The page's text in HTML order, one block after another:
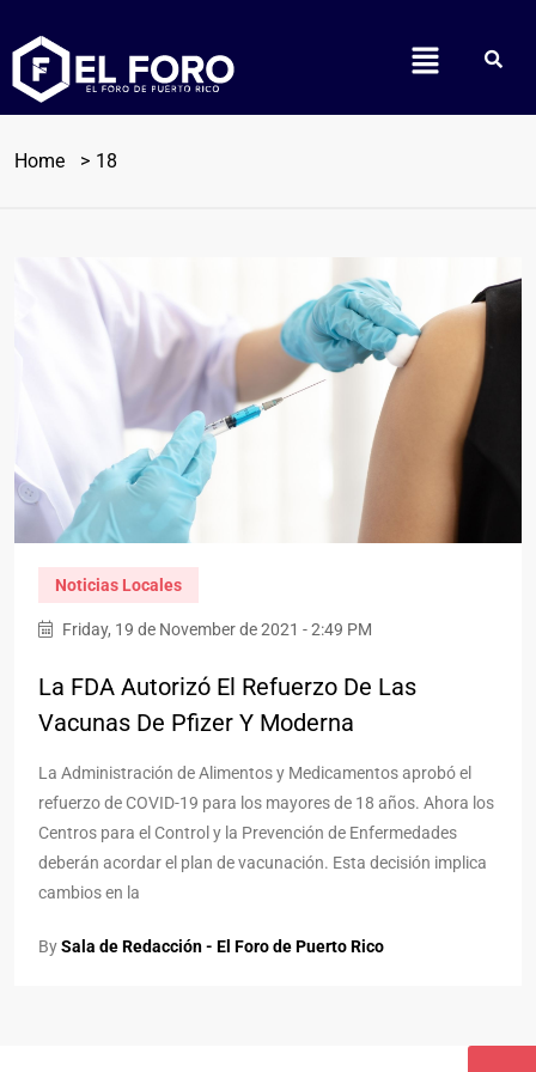
Home 18
Noticias Locales
Friday, 19 de November de 2021 - 2:49 PM
La FDA Autorizó El Refuerzo De Las
Vacunas De Pfizer Y Moderna
La Administración de Alimentos y Medicamentos aprobó el
refuerzo de COVID-19 para los mayores de 18 años. Ahora los
Centros para el Control y la Prevención de Enfermedades
deberán acordar el plan de vacunación. Esta decisión implica
cambios en la
BySala de Redacción - El Foro de Puerto Rico